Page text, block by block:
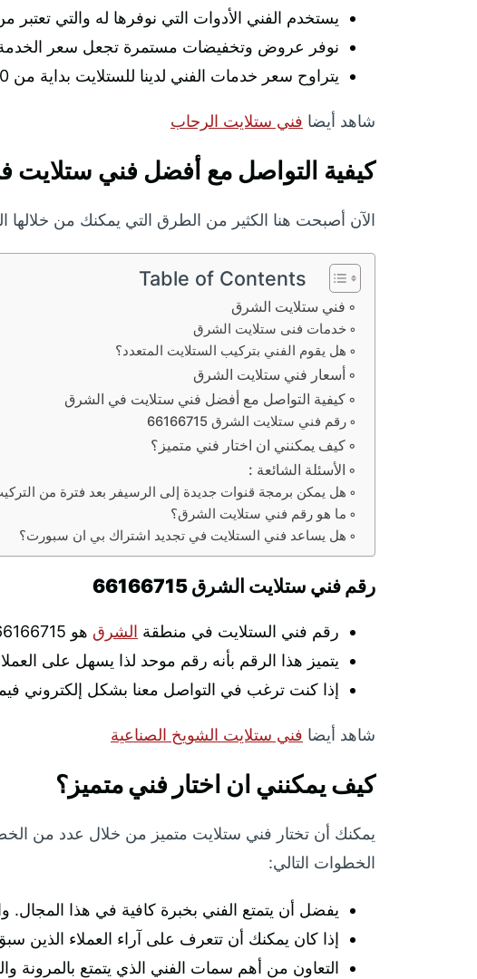
يستخدم الفني الأدوات التي نوفرها له والتي تعتبر
نوفر عروض وتخفيضات مستمرة تجعل سعر الخدمة
يتراوح سعر خدمات الفني لدينا للستلايت بداية من 50 دينار، فتواصل معنا الآن للتعرف على أفضل سعر يمكنك الحصول عليه.
شاهد أيضا فني ستلايت الرحاب
كيفية التواصل مع أفضل فني
الآن أصبحت هنا الكثير من الطرق التي يمكنك من
Table of Contents
فني ستلايت الشرق
خدمات فنى ستلايت الشرق
هل يقوم الفني بتركيب الستلايت المتعدد؟
أسعار فني ستلايت الشرق
كيفية التواصل مع أفضل فني ستلايت في الشرق
رقم فني ستلايت الشرق 66166715
كيف يمكنني ان اختار فني متميز؟
الأسئلة الشائعة :
هل يمكن برمجة قنوات جديدة إلى الرسيفر بعد فترة من
ما هو رقم فني ستلايت الشرق؟
هل يساعد فني الستلايت في تجديد اشتراك بي ان سبورت؟
رقم فني ستلايت الشرق 66166715
رقم فني الستلايت في منطقة الشرق هو 66166715 يمكنك التواصل معنا من خلال هذا الرقم في أي وقت.
يتميز هذا الرقم بأنه رقم موحد لذا يسهل على
إذا كنت ترغب في التواصل معنا بشكل إلكتروني
شاهد أيضا فني ستلايت الشويخ الصناعية
كيف يمكنني ان اختار فني متميز؟
يمكنك أن تختار فني ستلايت متميز من خلال عدد من
الخطوات التالي:
يفضل أن يتمتع الفني بخبرة كافية في هذا
إذا كان يمكنك أن تتعرف على آراء العملاء الذين
التعاون من أهم سمات الفني الذي يتمتع